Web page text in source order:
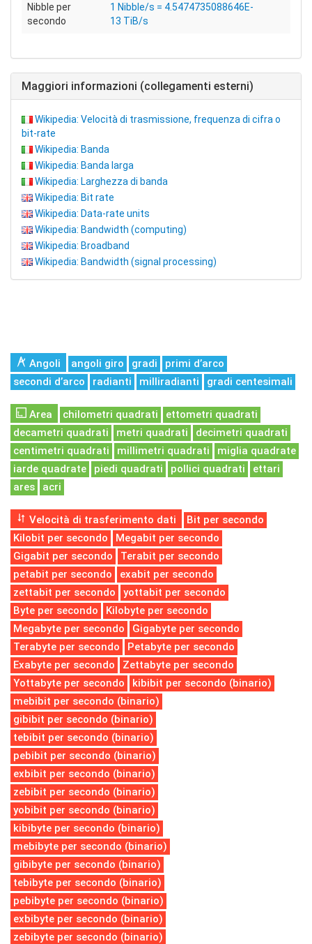
Nibble per
secondo
1 Nibble/s = 4.5474735088646E-
13 TiB/s
Maggiori informazioni (collegamenti esterni)
Wikipedia: Velocità di trasmissione, frequenza di cifra o
bit-rate
Wikipedia: Banda
Wikipedia: Banda larga
Wikipedia: Larghezza di banda
Wikipedia: Bit rate
Wikipedia: Data-rate units
Wikipedia: Bandwidth (computing)
Wikipedia: Broadband
Wikipedia: Bandwidth (signal processing)
Angoli angoli giro gradi
primi d’arco
secondi d’arco
radianti milliradianti gradi centesimali
Area chilometri quadrati
ettometri quadrati
decametri quadrati
metri quadrati
decimetri quadrati
centimetri quadrati
millimetri quadrati
miglia quadrate
iarde quadrate
piedi quadrati pollici quadrati
ettari
ares
acri
Velocità di trasferimento dati
Bit per secondo
Kilobit per secondo
Megabit per secondo
Gigabit per secondo
Terabit per secondo
petabit per secondo
exabit per secondo
zettabit per secondo
yottabit per secondo
Byte per secondo
Kilobyte per secondo
Megabyte per secondo
Gigabyte per secondo
Terabyte per secondo
Petabyte per secondo
Exabyte per secondo
Zettabyte per secondo
Yottabyte per secondo
kibibit per secondo (binario)
mebibit per secondo (binario)
gibibit per secondo (binario)
tebibit per secondo (binario)
pebibit per secondo (binario)
exbibit per secondo (binario)
zebibit per secondo (binario)
yobibit per secondo (binario)
kibibyte per secondo (binario)
mebibyte per secondo (binario)
gibibyte per secondo (binario)
tebibyte per secondo (binario)
pebibyte per secondo (binario)
exbibyte per secondo (binario)
zebibyte per secondo (binario)